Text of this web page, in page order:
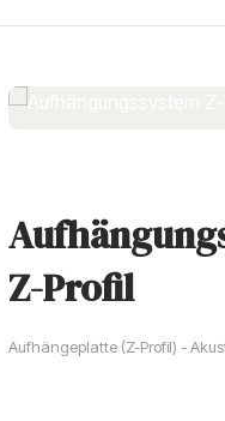
Z-Profil
Aufhängeplatte (Z-Profil) -